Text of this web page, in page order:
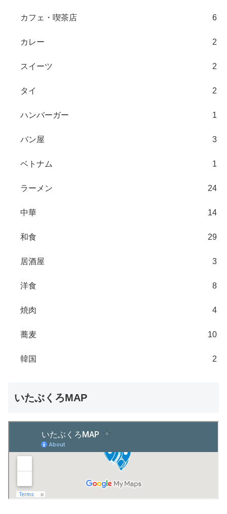
カフェ・喫茶店 6
カレー 2
スイーツ 2
タイ 2
ハンバーガー 1
パン屋 3
ベトナム 1
ラーメン 24
中華 14
和食 29
居酒屋 3
洋食 8
焼肉 4
蕎麦 10
韓国 2
いたぶくろMAP